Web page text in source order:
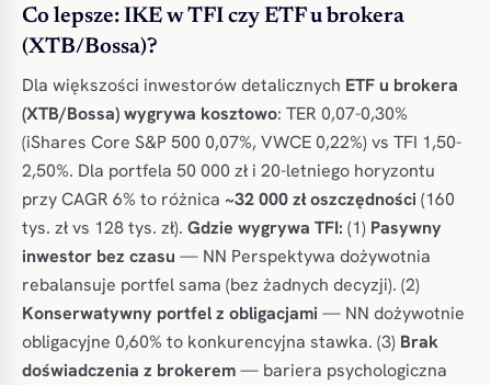
Co lepsze: IKE w TFI czy ETF u brokera
(XTB/Bossa)?
Dla większości inwestorów detalicznych ETF u brokera
(XTB/Bossa) wygrywa kosztowo: TER 0,07-0,30%
(iShares Core S&P 500 0,07%, VWCE 0,22%) vs TFI 1,50-
2,50%. Dla portfela 50 000 zł i 20-letniego horyzontu
przy CAGR 6% to różnica ~32 000 zł oszczędności (160
tys. zł vs 128 tys. zł). Gdzie wygrywa TFI: (1) Pasywny
inwestor bez czasu — NN Perspektywa dożywotnia
rebalansuje portfel sama (bez żadnych decyzji). (2)
Konserwatywny portfel z obligacjami — NN dożywotnie
obligacyjne 0,60% to konkurencyjna stawka. (3) Brak
doświadczenia z brokerem— bariera psychologiczna